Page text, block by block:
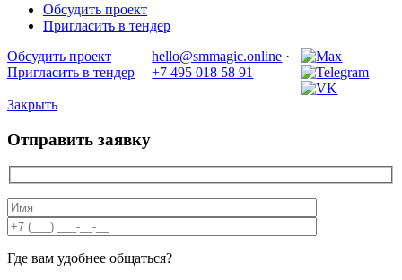
Обсудить проект
Пригласить в тендер
Обсудить проект
Пригласить в тендер
hello@smmagic.online ·
+7 495 018 58 91
Закрыть
Отправить заявку
Где вам удобнее общаться?